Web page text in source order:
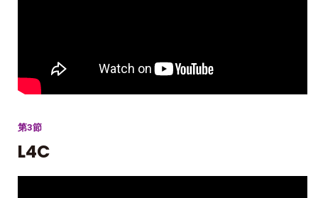
第3節
L4C